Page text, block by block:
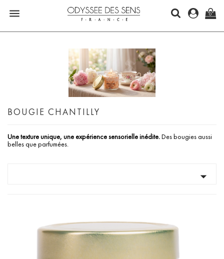
 0
BOUGIE CHANTILLY
Une texture unique, une expérience sensorielle inédite.Des bougies aussi
belles que parfumées.
